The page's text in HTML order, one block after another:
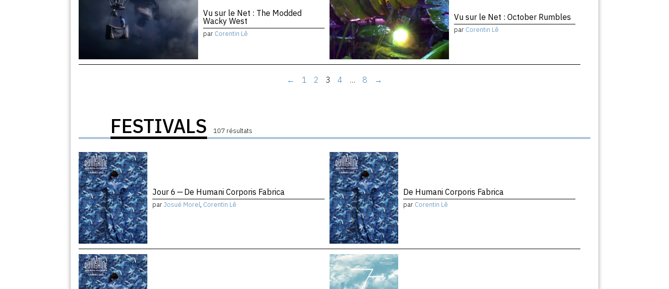
Vu sur le Net : The Modded
Wacky West
par Corentin Lê
Vu sur le Net : October Rumbles
par Corentin Lê
← 1 2 3 4 … 8 →
FESTIVALS 107 résultats
Jour 6 — De Humani Corporis Fabrica
parJosué Morel, Corentin Lê
De Humani Corporis Fabrica
par Corentin Lê